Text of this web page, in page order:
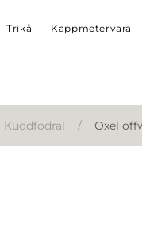
Trikå Kappmetervara
Kuddfodral / Oxel